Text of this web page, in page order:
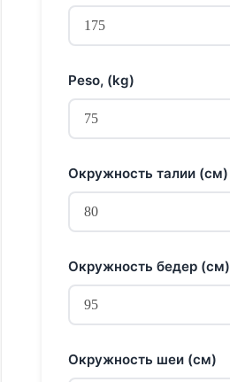
Peso, (kg)
Окружность талии (см)
Окружность бедер (см)
Окружность шеи (см)